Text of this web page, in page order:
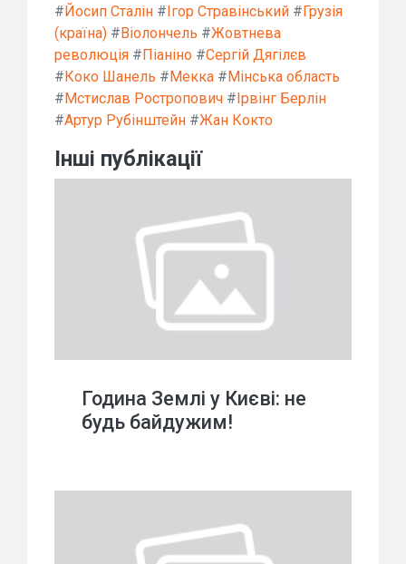
#Йосип Сталін #Ігор Стравінський #Грузія
(країна) #Віолончель #Жовтнева
революція #Піаніно #Сергій Дягілєв
#Коко Шанель #Мекка #Мінська область
#Мстислав Ростропович #Ірвінг Берлін
#Артур Рубінштейн #Жан Кокто
Інші публікації
Година Землі у Києві: не
будь байдужим!